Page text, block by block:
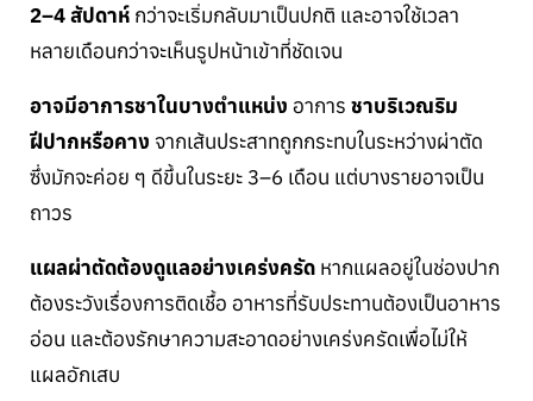
2–4 สัปดาห์ กว่าจะเริ่มกลับมาเป็นปกติ และอาจใช้เวลา
หลายเดือนกว่าจะเห็นรูปหน้าเข้าที่ชัดเจน
อาจมีอาการชาในบางตำแหน่ง อาการ ชาบริเวณริม
ฝีปากหรือคาง จากเส้นประสาทถูกกระทบในระหว่างผ่าตัด
ซึ่งมักจะค่อย ๆ ดีขึ้นในระยะ 3–6 เดือน แต่บางรายอาจเป็น
ถาวร
แผลผ่าตัดต้องดูแลอย่างเคร่งครัด หากแผลอยู่ในช่องปาก
ต้องระวังเรื่องการติดเชื้อ อาหารที่รับประทานต้องเป็นอาหาร
อ่อน และต้องรักษาความสะอาดอย่างเคร่งครัดเพื่อไม่ให้
แผลอักเสบ